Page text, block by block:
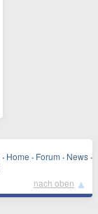
· Home · Forum · News ·
nach oben ▲